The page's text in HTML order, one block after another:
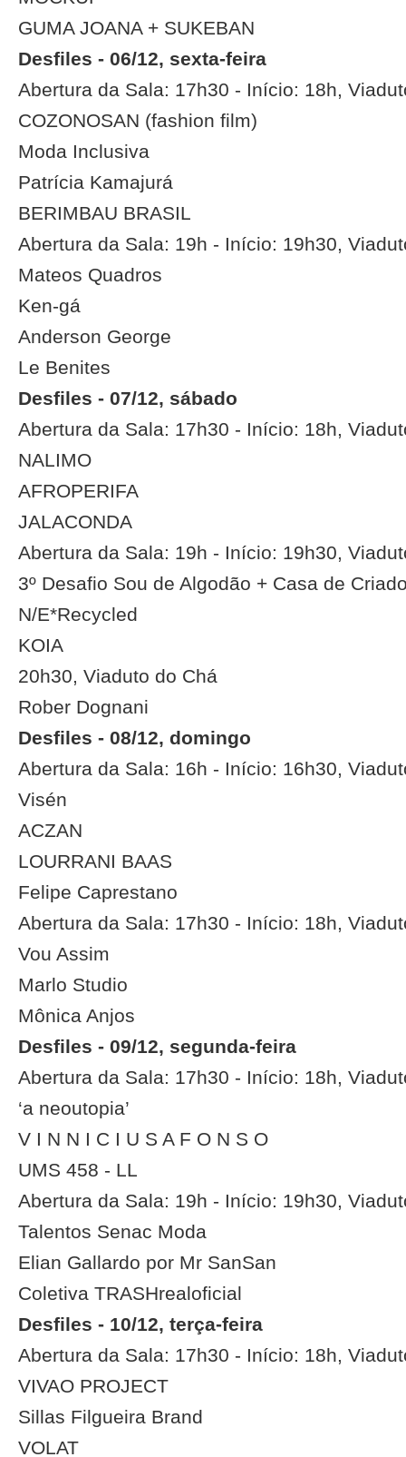
GUMA JOANA + SUKEBAN
Desfiles - 06/12, sexta-feira
Abertura da Sala: 17h30 - Início: 18h,
COZONOSAN (fashion film)
Moda Inclusiva
Patrícia Kamajurá
BERIMBAU BRASIL
Abertura da Sala: 19h - Início: 19h30,
Mateos Quadros
Ken-gá
Anderson George
Le Benites
Desfiles - 07/12, sábado
Abertura da Sala: 17h30 - Início: 18h,
NALIMO
AFROPERIFA
JALACONDA
Abertura da Sala: 19h - Início: 19h30,
3º Desafio Sou de Algodão + Casa de
N/E*Recycled
KOIA
20h30, Viaduto do Chá
Rober Dognani
Desfiles - 08/12, domingo
Abertura da Sala: 16h - Início: 16h30,
Visén
ACZAN
LOURRANI BAAS
Felipe Caprestano
Abertura da Sala: 17h30 - Início: 18h,
Vou Assim
Marlo Studio
Mônica Anjos
Desfiles - 09/12, segunda-feira
Abertura da Sala: 17h30 - Início: 18h,
‘a neoutopia’
V I N N I C I U S A F O N S O
UMS 458 - LL
Abertura da Sala: 19h - Início: 19h30,
Talentos Senac Moda
Elian Gallardo por Mr SanSan
Coletiva TRASHrealoficial
Desfiles - 10/12, terça-feira
Abertura da Sala: 17h30 - Início: 18h,
VIVAO PROJECT
Sillas Filgueira Brand
VOLAT